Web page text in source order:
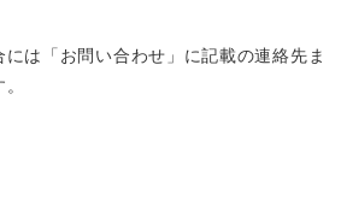
は「お問い合わせ」に記載の連絡先ま